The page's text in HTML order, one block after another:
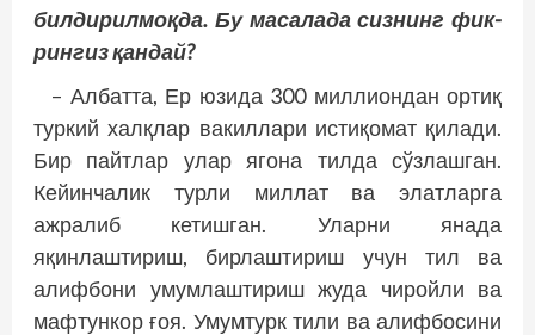
билдирилмоқда. Бу масалада сизнинг фик­
рингиз қандай?
– Албатта, Ер юзида 300 миллиондан ортиқ
туркий халқлар вакиллари истиқомат қилади.
Бир пайтлар улар ягона тилда сўзлашган.
Кейинчалик турли миллат ва элатларга
ажралиб кетишган. Уларни янада
яқинлаштириш, бирлаштириш учун тил ва
алифбони умумлаштириш жуда чиройли ва
мафтункор ғоя. Умумтурк тили ва алифбосини